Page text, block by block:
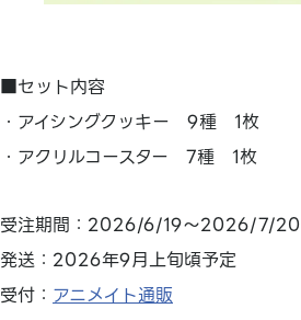
■セット内容
・アイシングクッキー 9種 1枚
・アクリルコースター 7種 1枚
受注期間：2026/6/19～2026/7/20
発送：2026年9月上旬頃予定
受付： アニメイト通販